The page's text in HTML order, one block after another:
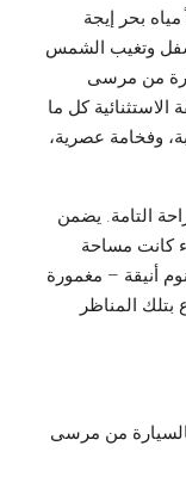
بحر إيجة
وتغيب الشمس
من مرسى
الاستثنائية كل ما
وفخامة عصرية،
التامة. يضمن
كانت مساحة
أنيقة – مغمورة
المناظر
6 دقائق فقط بالسيارة من مرسى